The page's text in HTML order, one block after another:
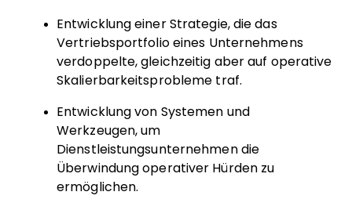
Entwicklung einer Strategie, die das
Vertriebsportfolio eines Unternehmens
verdoppelte, gleichzeitig aber auf operative
Skalierbarkeitsprobleme traf.
Entwicklung von Systemen und
Werkzeugen, um
Dienstleistungsunternehmen die
Überwindung operativer Hürden zu
ermöglichen.